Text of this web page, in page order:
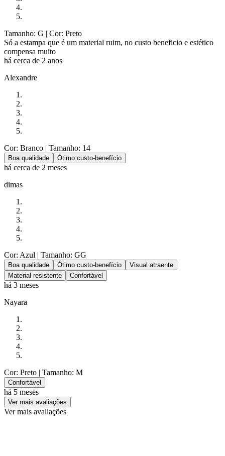
Tamanho: G | Cor: Preto
Só a estampa que é um material ruim, no custo beneficio e estético
compensa muito
há cerca de 2 anos
Alexandre
Cor: Branco | Tamanho: 14
Boa qualidade Ótimo custo-benefício
há cerca de 2 meses
dimas
Cor: Azul | Tamanho: GG
Boa qualidade Ótimo custo-benefício
Visual atraente
Material resistente
Confortável
há 3 meses
Nayara
Cor: Preto | Tamanho: M
Confortável
há 5 meses
Ver mais avaliações
Ver mais avaliações